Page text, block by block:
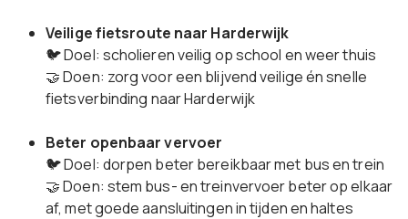
Veilige fietsroute naar Harderwijk
🐦 Doel: scholieren veilig op school en weer thuis
🤝 Doen: zorg voor een blijvend veilige én snelle
fietsverbinding naar Harderwijk
Beter openbaar vervoer
🐦 Doel: dorpen beter bereikbaar met bus en trein
🤝 Doen: stem bus- en treinvervoer beter op elkaar
af, met goede aansluitingen in tijden en haltes